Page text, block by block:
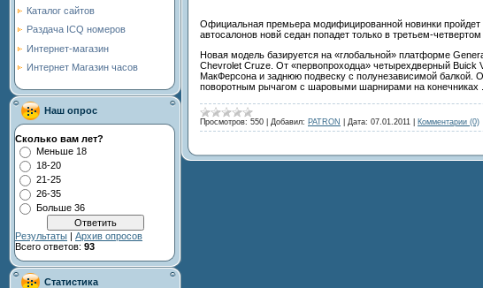
Каталог сайтов
Раздача ICQ номеров
Интернет-магазин
Интернет Магазин часов
Наш опрос
Сколько вам лет?
Меньше 18
18-20
21-25
26-35
Больше 36
Результаты | Архив опросов
Всего ответов: 93
Статистика
Официальная премьера модифицированной новинки
автосалонов новй седан попадет только в третьем-четвертом
Новая модель базируется на «глобальной» платформе
Chevrolet Cruze. От «первопроходца» четырехдверный Buick
МакФерсона и заднюю подвеску с полунезависимой балкой.
поворотным рычагом с шаровыми шарнирами на конечниках
Просмотров: 550 Добавил: PATRON Дата: 07.01.2011 Комментарии (0)